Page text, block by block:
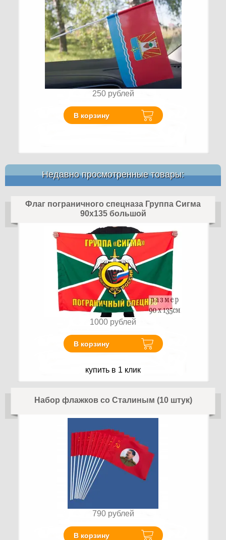
250 рублей
В корзину
Недавно просмотренные товары:
Флаг пограничного спецназа Группа Сигма
90х135 большой
1000 рублей
В корзину
купить в 1 клик
Набор флажков со Сталиным (10 штук)
790 рублей
В корзину